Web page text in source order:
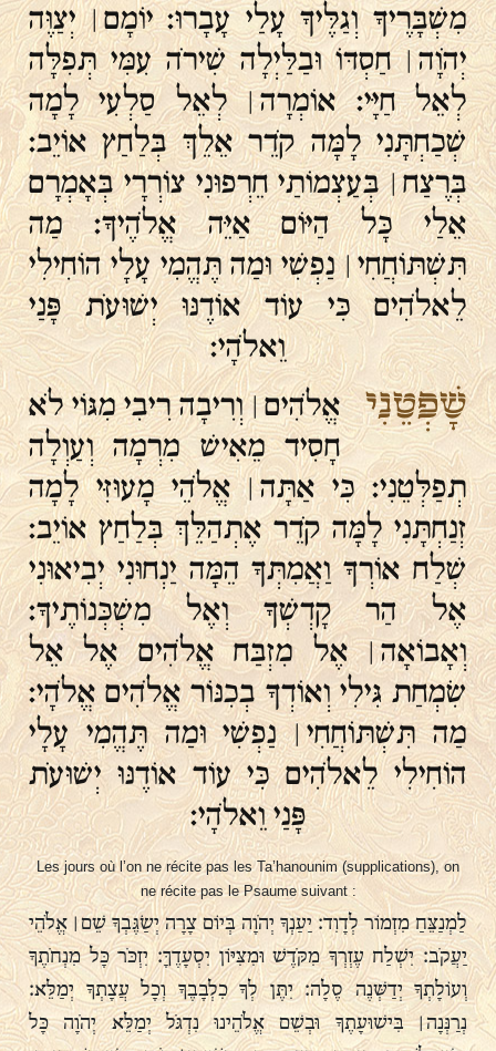
מִשְׁבָּרֶיךָ וְגַלֶּיךָ עָלַי עָבָרוּ׃ יוֹמָם ׀ יְצַוֶּה
יְהֹוָה ׀ חַסְדּוֹ וּבַלַּיְלָה שִׁירֹה עִמִּי תְּפִלָּה
לְאֵל חַיָּי׃ אוֹמְרָה ׀ לְאֵל סַלְעִי לָמָה
שְׁכַחְתָּנִי לָמָּה קֹדֵר אֵלֵךְ בְּלַחַץ אוֹיֵב׃
בְּרֶצַח ׀ בְּעַצְמוֹתַי חֵרְפוּנִי צוֹרְרָי בְּאָמְרָם
אֵלַי כָּל הַיּוֹם אַיֵּה אֱלֹהֶיךָ׃ מַה
תִּשְׁתּוֹחֲחִי ׀ נַפְשִׁי וּמַה תֶּהֱמִי עָלָי הוֹחִילִי
לֵאלֹהִים כִּי עוֹד אוֹדֶנּוּ יְשׁוּעֹת פָּנַי
וֵאלֹהָי׃
שָׁפְטֵנִיאֱלֹהִים ׀ וְרִיבָה רִיבִי מִגּוֹי לֹא
חָסִיד מֵאִישׁ מִרְמָה וְעַוְלָה
תְפַלְּטֵנִי׃ כִּי אַתָּה ׀ אֱלֹהֵי מָעוּזִּי לָמָה
זְנַחְתָּנִי לָמָּה קֹדֵר אֶתְהַלֵּךְ בְּלַחַץ אוֹיֵב׃
שְׁלַח אוֹרְךָ וַאֲמִתְּךָ הֵמָּה יַנְחוּנִי יְבִיאוּנִי
אֶל הַר קָדְשְׁךָ וְאֶל מִשְׁכְּנוֹתֶיךָ׃
וְאָבוֹאָה ׀ אֶל מִזְבַּח אֱלֹהִים אֶל אֵל
שִׂמְחַת גִּילִי וְאוֹדְךָ בְכִנּוֹר אֱלֹהִים אֱלֹהָי׃
מַה תִּשְׁתּוֹחֲחִי ׀ נַפְשִׁי וּמַה תֶּהֱמִי עָלָי
הוֹחִילִי לֵאלֹהִים כִּי עוֹד אוֹדֶנּוּ יְשׁוּעֹת
פָּנַי וֵאלֹהָי׃
Les jours où l’on ne récite pas les Ta’hanounim (supplications), on
ne récite pas le Psaume suivant :
לַמְנַצֵּחַ מִזְמוֹר לְדָוִד׃ יַעַנְךָ יְהֹוָה בְּיוֹם צָרָה יְשַׂגֶּבְךָ שֵׁם ׀ אֱלֹהֵי
יַעֲקֹב׃ יִשְׁלַח עֶזְרְךָ מִקֹּדֶשׁ וּמִצִּיּוֹן יִסְעָדֶךָּ׃ יִזְכֹּר כָּל מִנְחֹתֶךָ
וְעוֹלָתְךָ יְדַשְּׁנֶה סֶלָה׃ יִתֶּן לְךָ כִלְבָבֶךָ וְכָל עֲצָתְךָ יְמַלֵּא׃
נְרַנְּנָה ׀ בִּישׁוּעָתֶךָ וּבְשֵׁם אֱלֹהֵינוּ נִדְגֹּל יְמַלֵּא יְהֹוָה כָּל